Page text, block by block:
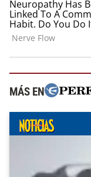
MÁS EN